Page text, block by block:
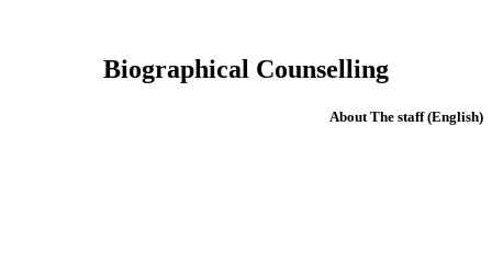
Biographical Counselling
(English) About The staff